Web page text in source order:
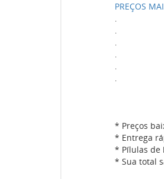
PREÇOS
.
.
.
.
.
.
* Preços
* Entrega
* Pílulas de
* Sua total